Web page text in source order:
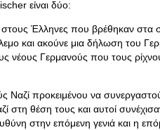
είναι δύο:
Έλληνες που βρέθηκαν στα
και ακούνε μια δήλωση του
νέους Γερμανούς που τους
προκειμένου να
θέση τους και αυτοί
στην επόμενη γενιά και η